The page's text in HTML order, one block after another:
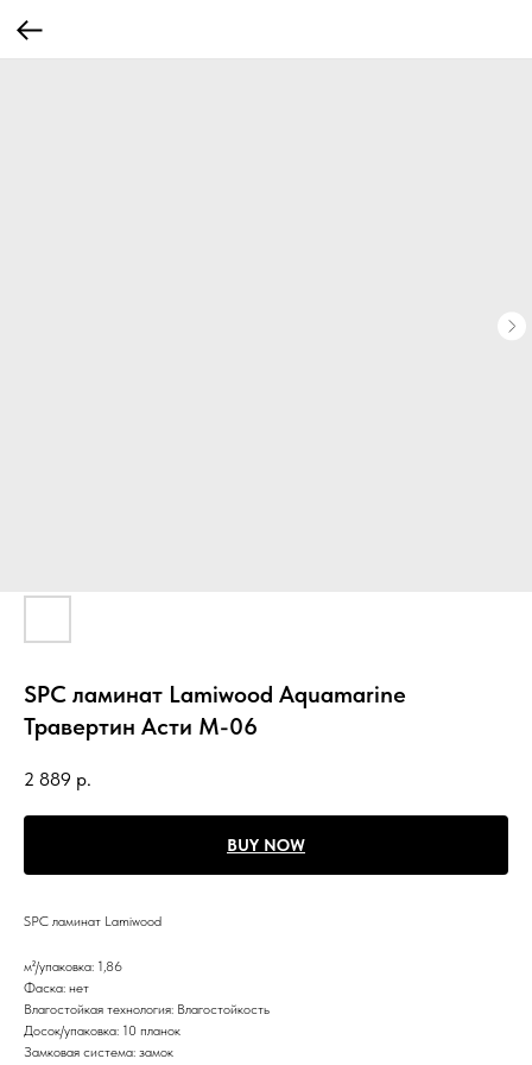
SPC ламинат Lamiwood Aquamarine
Травертин Асти M-06
2 889 р.
BUY NOW
SPC ламинат Lamiwood
м²/упаковка: 1,86
Фаска: нет
Влагостойкая технология: Влагостойкость
Досок/упаковка: 10 планок
Замковая система: замок